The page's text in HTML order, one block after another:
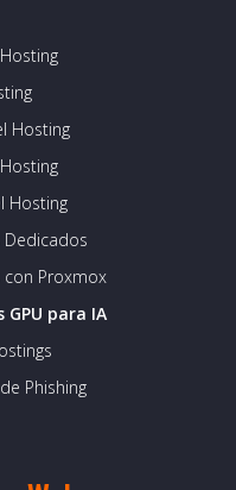
Hosting
Hosting
Dedicados
con Proxmox
GPU para IA
Phishing